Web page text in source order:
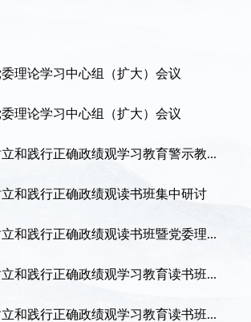
理论学习中心组（扩大）会议
理论学习中心组（扩大）会议
和践行正确政绩观学习教育警示教...
和践行正确政绩观读书班集中研讨
和践行正确政绩观读书班暨党委理...
和践行正确政绩观学习教育读书班...
和践行正确政绩观学习教育读书班...